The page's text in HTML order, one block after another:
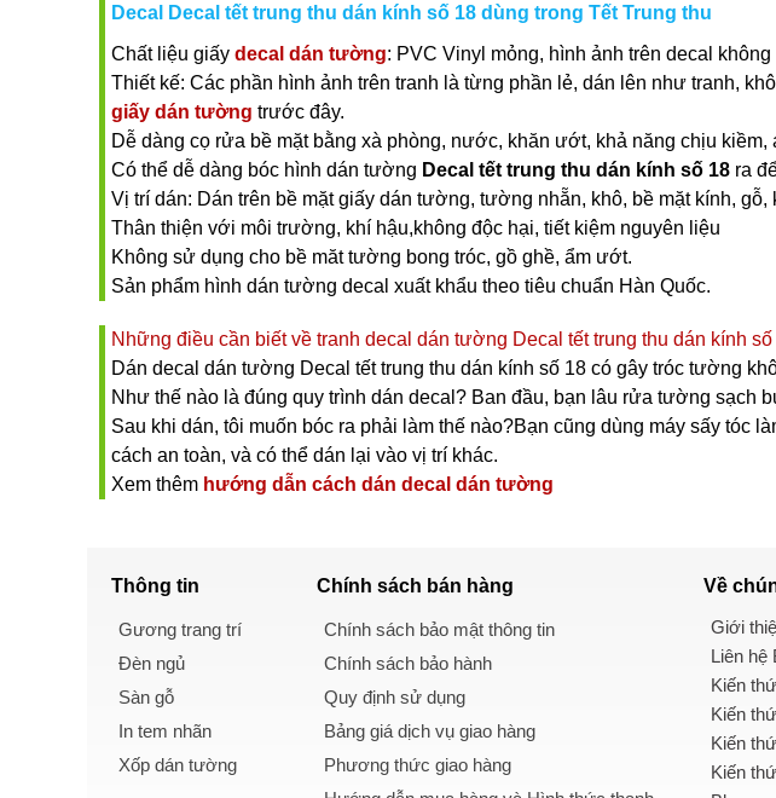
Decal Decal tết trung thu dán kính số 18 dùng trong Tết Trung thu
Chất liệu giấy decal dán tường: PVC Vinyl mỏng, hình ảnh trên decal
Thiết kế: Các phần hình ảnh trên tranh là từng phần lẻ, dán lên như tranh,
giấy dán tường trước đây.
Dễ dàng cọ rửa bề mặt bằng xà phòng, nước, khăn ướt, khả năng chịu kiềm,
Có thể dễ dàng bóc hình dán tường Decal tết trung thu dán kính số 18 ra
Vị trí dán: Dán trên bề mặt giấy dán tường, tường nhẵn, khô, bề mặt kính, gỗ,
Thân thiện với môi trường, khí hậu,không độc hại, tiết kiệm nguyên liệu
Không sử dụng cho bề măt tường bong tróc, gồ ghề, ẩm ướt.
Sản phẩm hình dán tường decal xuất khẩu theo tiêu chuẩn Hàn Quốc.
Những điều cần biết về tranh decal dán tường Decal tết trung thu dán kính số
Dán decal dán tường Decal tết trung thu dán kính số 18 có gây tróc tường
Như thế nào là đúng quy trình dán decal? Ban đầu, bạn lâu rửa tường sạch
Sau khi dán, tôi muốn bóc ra phải làm thế nào?Bạn cũng dùng máy sấy tóc
cách an toàn, và có thể dán lại vào vị trí khác.
Xem thêm hướng dẫn cách dán decal dán tường
Thông tin
Gương trang trí
Đèn ngủ
Sàn gỗ
In tem nhãn
Xốp dán tường
Chính sách bán hàng
Chính sách bảo mật thông tin
Chính sách bảo hành
Quy định sử dụng
Bảng giá dịch vụ giao hàng
Phương thức giao hàng
Về
Giới
Liên hệ
Kiến
Kiến
Kiến
Kiến